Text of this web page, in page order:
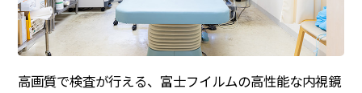
高画質で検査が行える、富士フイルムの高性能な内視鏡